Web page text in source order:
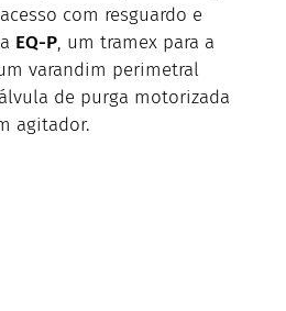
com resguardo e
EQ-P, um tramex para a
varandim perimetral
de purga motorizada
agitador.